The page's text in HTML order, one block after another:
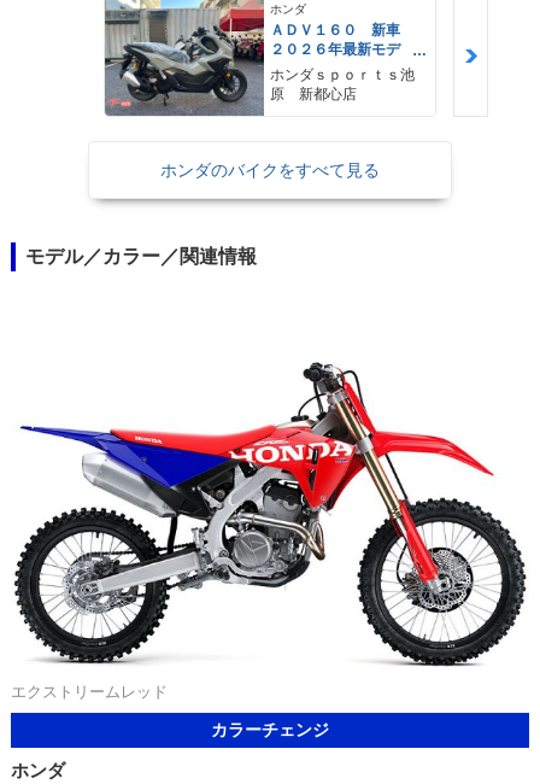
ホンダ
ＡＤＶ１６０ 新車
２０２６年最新モデ
ル パールスモーキー
グレー スマートキ
ー ２９Ｌメットイ
ホンダｓｐｏｒｔｓ池
原 新都心店
ホンダのバイクをすべて見る
モデル／カラー／関連情報
エクストリームレッド
カラーチェンジ
ホンダ